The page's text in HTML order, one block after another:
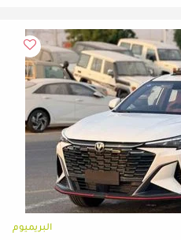
البريميوم